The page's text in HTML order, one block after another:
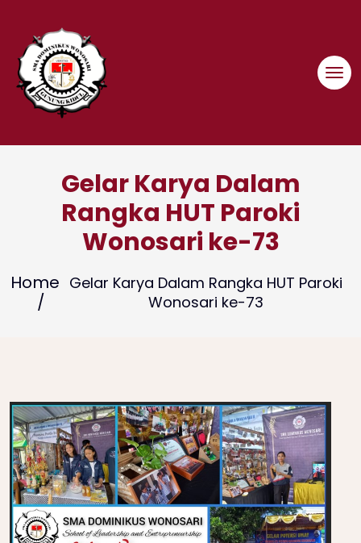
content
Gelar Karya Dalam
Rangka HUT Paroki
Wonosari ke-73
Home Gelar Karya Dalam Rangka HUT Paroki
Wonosari ke-73